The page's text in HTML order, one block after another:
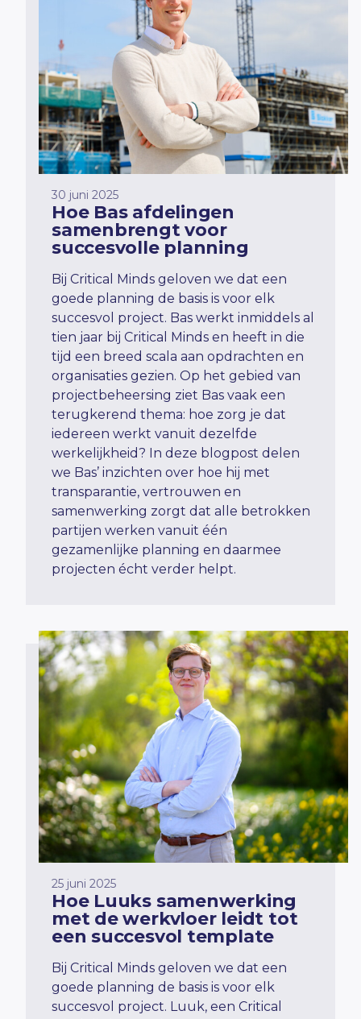
30 juni 2025
Hoe Bas afdelingen
samenbrengt voor
succesvolle planning
Bij Critical Minds geloven we dat een
goede planning de basis is voor elk
succesvol project. Bas werkt inmiddels al
tien jaar bij Critical Minds en heeft in die
tijd een breed scala aan opdrachten en
organisaties gezien. Op het gebied van
projectbeheersing ziet Bas vaak een
terugkerend thema: hoe zorg je dat
iedereen werkt vanuit dezelfde
werkelijkheid? In deze blogpost delen
we Bas’ inzichten over hoe hij met
transparantie, vertrouwen en
samenwerking zorgt dat alle betrokken
partijen werken vanuit één
gezamenlijke planning en daarmee
projecten écht verder helpt.
25 juni 2025
Hoe Luuks samenwerking
met de werkvloer leidt tot
een succesvol template
Bij Critical Minds geloven we dat een
goede planning de basis is voor elk
succesvol project. Luuk, een Critical